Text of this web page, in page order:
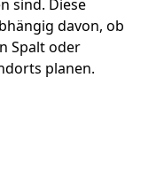
sind. Diese
davon, ob
Spalt oder
planen.